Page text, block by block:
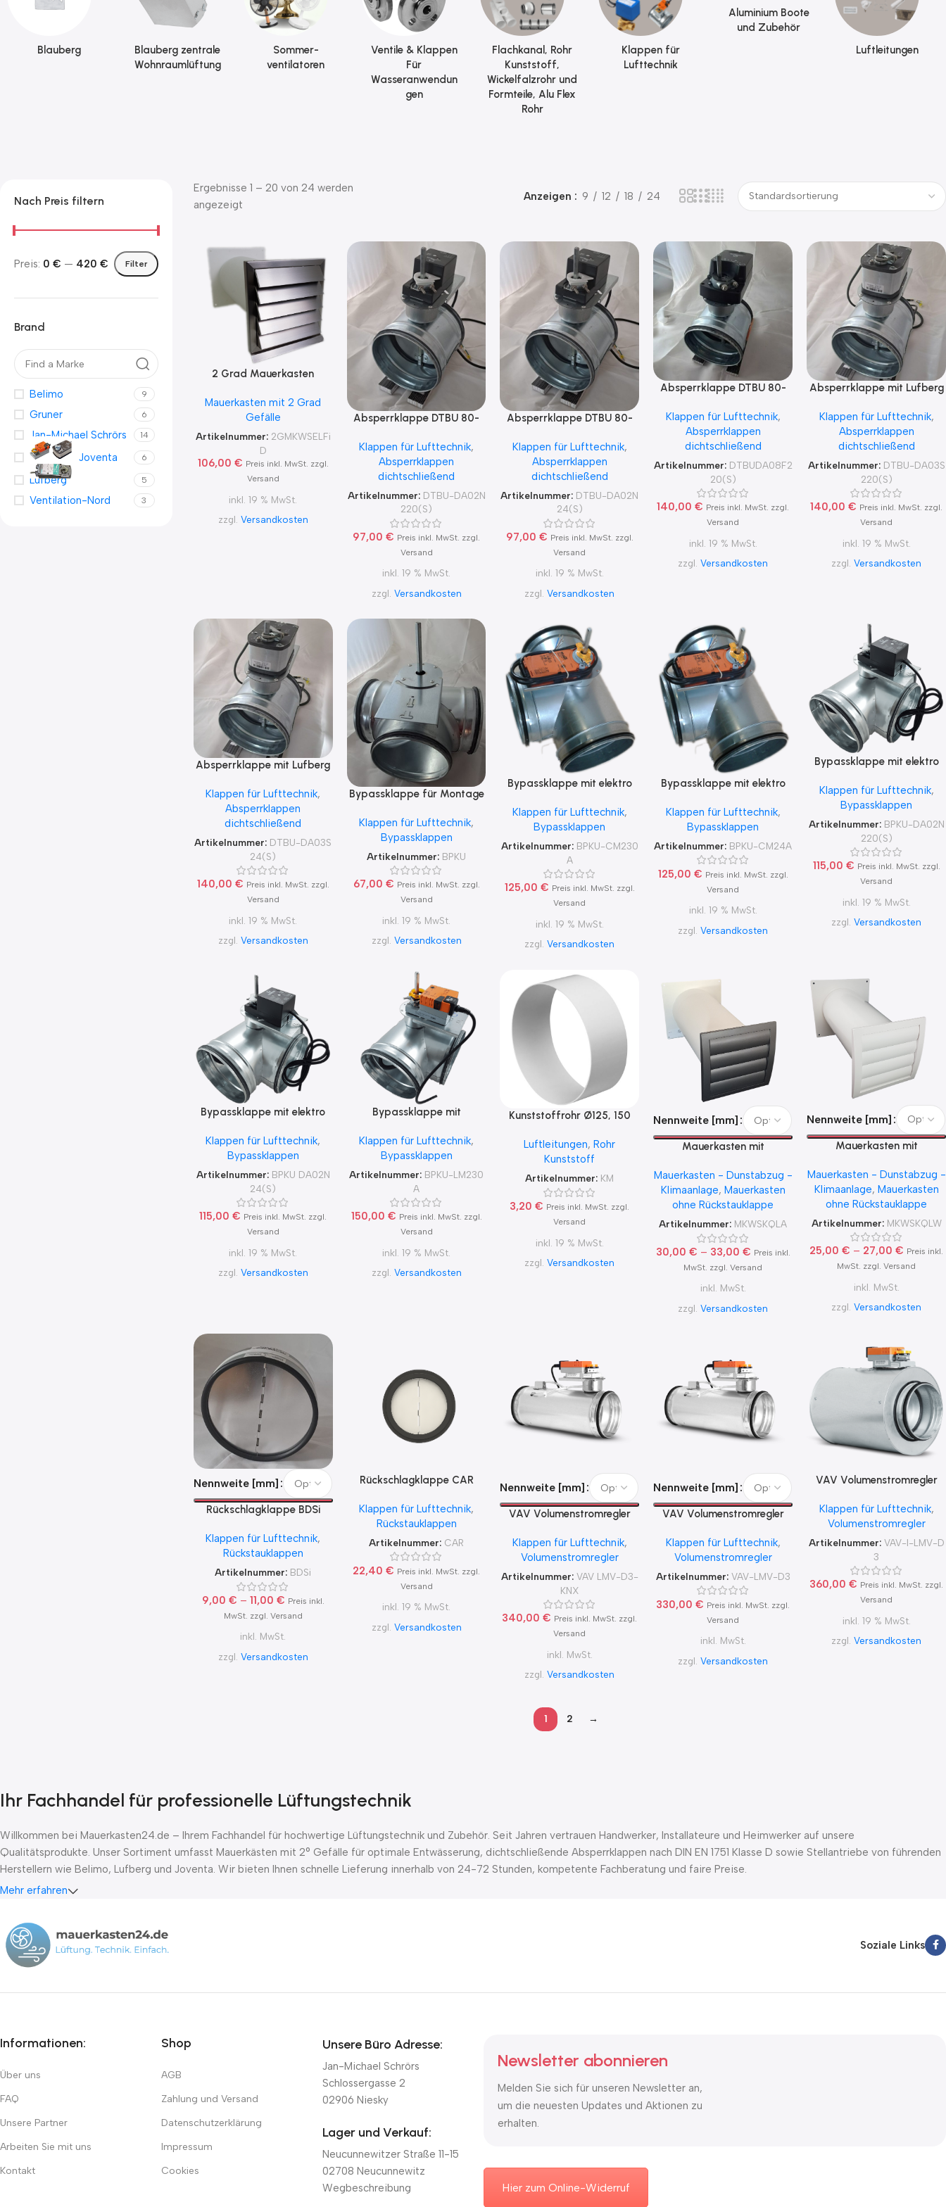
Blauberg
Blauberg zentrale
Wohnraumlüftung
Sommer-
ventilatoren
Ventile & Klappen
Für
Wasseranwendun
gen
Flachkanal, Rohr
Kunststoff,
Wickelfalzrohr und
Formteile, Alu Flex
Rohr
Klappen für
Lufttechnik
Aluminium Boote
und Zubehör
Luftleitungen
Nach Preis filtern
Filter
Preis: 0 € — 420 €
Brand
Belimo 9
Gruner 6
Jan-Michael Schrörs 14
Joventa 6
Lufberg 5
Ventilation-Nord 3
Ergebnisse 1 – 20 von 24 werden
angezeigt
Anzeigen 9 12 18 24
2 Grad Mauerkasten
Kondensatablauf auch mit
Blower Door Test und
Zertifikat Ø100, 125, 150
2Grad MKWSELFiD
Mauerkasten mit 2 Grad
Gefälle
Artikelnummer: 2GMKWSELFi
D
106,00 € Preis inkl. MwSt. zzgl.
Versand
inkl. 19 % MwSt.
zzgl. Versandkosten
Absperrklappe DTBU 80-
DA02N220(S) für 230V
Klappen für Lufttechnik,
Absperrklappen
dichtschließend
Artikelnummer: DTBU-DA02N
220(S)
97,00€ Preis inkl. MwSt. zzgl.
Versand
inkl. 19 % MwSt.
zzgl. Versandkosten
Absperrklappe DTBU 80-
DA02N24(S) für 24V
Klappen für Lufttechnik,
Absperrklappen
dichtschließend
Artikelnummer: DTBU-DA02N
24(S)
97,00 € Preis inkl. MwSt. zzgl.
Versand
inkl. 19 % MwSt.
zzgl.Versandkosten
Absperrklappe DTBU 80-
DA08F220(S) für 230V
Schnellläufer 8 Sekunden
Klappen für Lufttechnik,
Absperrklappen
dichtschließend
Artikelnummer: DTBUDA08F2
20(S)
140,00€ Preis inkl. MwSt. zzgl.
Versand
inkl. 19 % MwSt.
zzgl.Versandkosten
Absperrklappe mit Lufberg
DA03S220(S) 230V
Nennweite 80-200
Klappen für Lufttechnik,
Absperrklappen
dichtschließend
Artikelnummer: DTBU-DA03S
220(S)
140,00€ Preis inkl. MwSt. zzgl.
Versand
inkl. 19 % MwSt.
zzgl.Versandkosten
Absperrklappe mit Lufberg
DA03S24(S) 24V Nennweite
80-200
Klappen für Lufttechnik,
Absperrklappen
dichtschließend
Artikelnummer: DTBU-DA03S
24(S)
140,00 € Preis inkl. MwSt. zzgl.
Versand
inkl. 19 % MwSt.
zzgl. Versandkosten
Bypassklappe für Montage
Klappen für Lufttechnik,
Bypassklappen
Artikelnummer: BPKU
67,00 € Preis inkl. MwSt. zzgl.
Versand
inkl. 19 % MwSt.
zzgl. Versandkosten
Bypassklappe mit elektro
für 230V
Klappen für Lufttechnik,
Bypassklappen
Artikelnummer: BPKU-CM230
A
125,00 € Preis inkl. MwSt. zzgl.
Versand
inkl. 19 % MwSt.
zzgl.Versandkosten
Bypassklappe mit elektro
für 24V
Klappen für Lufttechnik,
Bypassklappen
Artikelnummer: BPKU-CM24A
125,00 € Preis inkl. MwSt. zzgl.
Versand
inkl. 19 % MwSt.
zzgl.Versandkosten
Bypassklappe mit elektro
DA02N220(S) für 230V
Klappen für Lufttechnik,
Bypassklappen
Artikelnummer: BPKU-DA02N
220(S)
115,00 € Preis inkl. MwSt. zzgl.
Versand
inkl. 19 % MwSt.
zzgl.Versandkosten
Bypassklappe mit elektro
DA02N24(S) für 230V
Klappen für Lufttechnik,
Bypassklappen
Artikelnummer: BPKU DA02N
24(S)
115,00€ Preis inkl. MwSt. zzgl.
Versand
inkl. 19 % MwSt.
zzgl. Versandkosten
Bypassklappe mit
für 230V 100-315
Klappen für Lufttechnik,
Bypassklappen
Artikelnummer: BPKU-LM230
A
150,00 € Preis inkl. MwSt. zzgl.
Versand
inkl. 19 % MwSt.
zzgl. Versandkosten
Kunststoffrohr Ø125, 150
KM
Luftleitungen, Rohr
Kunststoff
Artikelnummer: KM
3,20€ Preis inkl. MwSt. zzgl.
Versand
inkl. 19 % MwSt.
zzgl.Versandkosten
Nennweite [mm]
Mauerkasten mit
den Nennweiten 125 und 150
Mauerkasten - Dunstabzug -
Klimaanlage, Mauerkasten
ohne Rückstauklappe
Artikelnummer: MKWSKQLA
30,00 € – 33,00 € Preis inkl.
MwSt. zzgl. Versand
inkl. MwSt.
zzgl.Versandkosten
Nennweite [mm]
Mauerkasten mit
Nennweiten 125 und 150
Mauerkasten - Dunstabzug -
Klimaanlage, Mauerkasten
ohne Rückstauklappe
Artikelnummer: MKWSKQLW
25,00€ – 27,00€ Preis inkl.
MwSt. zzgl. Versand
inkl. MwSt.
zzgl.Versandkosten
Nennweite [mm]
Rückschlagklappe BDSi
Klappen für Lufttechnik,
Rückstauklappen
Artikelnummer: BDSi
9,00 € – 11,00 € Preis inkl.
MwSt. zzgl. Versand
inkl. MwSt.
zzgl. Versandkosten
Rückschlagklappe CAR
200mm
Klappen für Lufttechnik,
Rückstauklappen
Artikelnummer: CAR
22,40€ Preis inkl. MwSt. zzgl.
Versand
inkl. 19 % MwSt.
zzgl. Versandkosten
Nennweite [mm]
VAV Volumenstromregler
Klappen für Lufttechnik,
Volumenstromregler
Artikelnummer: VAV LMV-D3-
KNX
340,00€ Preis inkl. MwSt. zzgl.
Versand
inkl. MwSt.
zzgl.Versandkosten
Nennweite [mm]
VAV Volumenstromregler
Klappen für Lufttechnik,
Volumenstromregler
Artikelnummer: VAV-LMV-D3
330,00€ Preis inkl. MwSt. zzgl.
Versand
inkl. MwSt.
zzgl.Versandkosten
VAV Volumenstromregler
D3-KNX
Klappen für Lufttechnik,
Volumenstromregler
Artikelnummer: VAV-I-LMV-D
3
360,00€ Preis inkl. MwSt. zzgl.
Versand
inkl. 19 % MwSt.
zzgl.Versandkosten
1 2 →
Ihr Fachhandel für professionelle Lüftungstechnik
Willkommen bei Mauerkasten24.de – Ihrem Fachhandel für hochwertige Lüftungstechnik und Zubehör. Seit Jahren vertrauen Handwerker, Installateure und Heimwerker auf unsere
Qualitätsprodukte. Unser Sortiment umfasst Mauerkästen mit 2° Gefälle für optimale Entwässerung, dichtschließende Absperrklappen nach DIN EN 1751 Klasse D sowie Stellantriebe von führenden
Herstellern wie Belimo, Lufberg und Joventa. Wir bieten Ihnen schnelle Lieferung innerhalb von 24-72 Stunden, kompetente Fachberatung und faire Preise.
Mehr erfahren
Soziale Links
Informationen:
Über uns
FAQ
Unsere Partner
Arbeiten Sie mit uns
Kontakt
Shop
AGB
Zahlung und Versand
Datenschutzerklärung
Impressum
Cookies
Unsere Büro Adresse:
Jan-Michael Schrörs
Schlossergasse 2
02906 Niesky
Lager und Verkauf:
Neucunnewitzer Straße 11-15
02708 Neucunnewitz
Wegbeschreibung
Newsletter abonnieren
Melden Sie sich für unseren Newsletter an,
um die neuesten Updates und Aktionen zu
erhalten.
Hier zum Online-Widerruf